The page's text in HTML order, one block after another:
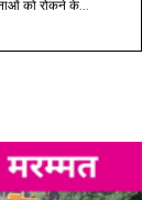
को रोकने के...